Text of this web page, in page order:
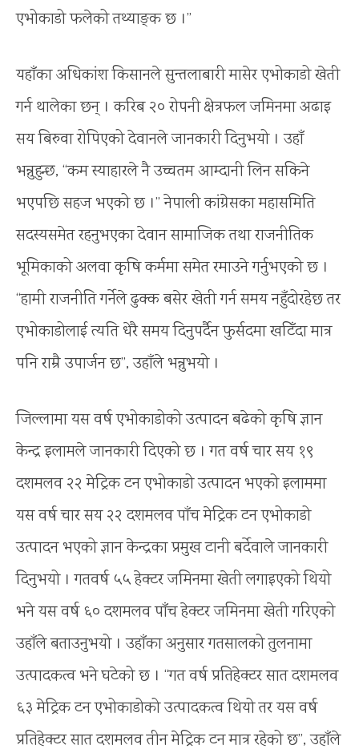
एभोकाडो फलेको तथ्याङ्क छ ।”
यहाँका अधिकांश किसानले सुन्तलाबारी मासेर एभोकाडो खेती
गर्न थालेका छन् । करिब २० रोपनी क्षेत्रफल जमिनमा अढाइ
सय बिरुवा रोपिएको देवानले जानकारी दिनुभयो । उहाँ
भन्नुहुन्छ, “कम स्याहारले नै उच्चतम आम्दानी लिन सकिने
भएपछि सहज भएको छ ।” नेपाली कांग्रेसका महासमिति
सदस्यसमेत रहनुभएका देवान सामाजिक तथा राजनीतिक
भूमिकाको अलवा कृषि कर्ममा समेत रमाउने गर्नुभएको छ ।
“हामी राजनीति गर्नेले ढुक्क बसेर खेती गर्न समय नहुँदोरहेछ तर
एभोकाडोलाई त्यति धेरै समय दिनुपर्दैन फुर्सदमा खटिँदा मात्र
पनि राम्रै उपार्जन छ”, उहाँले भन्नुभयो ।
जिल्लामा यस वर्ष एभोकाडोको उत्पादन बढेको कृषि ज्ञान
केन्द्र इलामले जानकारी दिएको छ । गत वर्ष चार सय १९
दशमलव २२ मेट्रिक टन एभोकाडो उत्पादन भएको इलाममा
यस वर्ष चार सय २२ दशमलव पाँच मेट्रिक टन एभोकाडो
उत्पादन भएको ज्ञान केन्द्रका प्रमुख टानी बर्देवाले जानकारी
दिनुभयो । गतवर्ष ५५ हेक्टर जमिनमा खेती लगाइएको थियो
भने यस वर्ष ६० दशमलव पाँच हेक्टर जमिनमा खेती गरिएको
उहाँले बताउनुभयो । उहाँका अनुसार गतसालको तुलनामा
उत्पादकत्व भने घटेको छ । “गत वर्ष प्रतिहेक्टर सात दशमलव
६३ मेट्रिक टन एभोकाडोको उत्पादकत्व थियो तर यस वर्ष
प्रतिहेक्टर सात दशमलव तीन मेट्रिक टन मात्र रहेको छ”, उहाँले